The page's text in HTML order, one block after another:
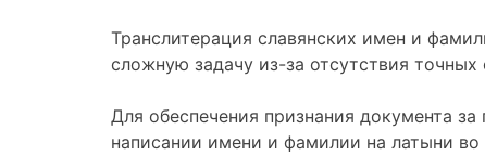
Транслитерация славянских имен и
сложную задачу из-за отсутствия точных
Для обеспечения признания документа
написании имени и фамилии на латыни